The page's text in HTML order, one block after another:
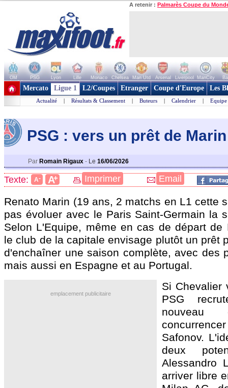
A retenir : Palmarès Coupe du
OM PSG Lyon Lille Monaco Chelsea Man Utd Arsenal Liverpool ManCity
+ de clubs
Mercato Ligue 1 L2/Coupes Etranger Coupe d'Europe Les
Actualité | Résultats & Classement | Buteurs | Calendrier | Equipe
PSG : vers un prêt de
Par Romain Rigaux - Le 16/06/2026
Texte: A- A+ Imprimer Email
Renato Marin (19 ans, 2 matchs en L1 cette
pas évoluer avec le Paris Saint-Germain la
Selon L'Equipe, même en cas de départ de
le club de la capitale envisage plutôt un prêt
d'enchaîner une saison complète, avec des
mais aussi en Espagne et au Portugal.
emplacement publicitaire
Si Chevalier
PSG
nouveau
Safonov.
deux
Alessandro
arriver libre